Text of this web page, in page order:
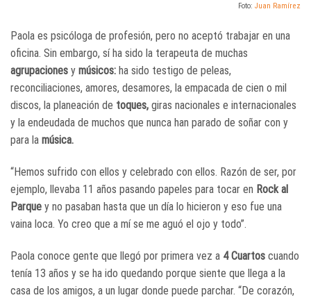
Foto: Juan Ramírez
Paola es psicóloga de profesión, pero no aceptó trabajar en una
oficina. Sin embargo, sí ha sido la terapeuta de muchas
agrupaciones y músicos: ha sido testigo de peleas,
reconciliaciones, amores, desamores, la empacada de cien o mil
discos, la planeación de toques, giras nacionales e internacionales
y la endeudada de muchos que nunca han parado de soñar con y
para la música.
“Hemos sufrido con ellos y celebrado con ellos. Razón de ser, por
ejemplo, llevaba 11 años pasando papeles para tocar en Rock al
Parque y no pasaban hasta que un día lo hicieron y eso fue una
vaina loca. Yo creo que a mí se me aguó el ojo y todo”.
Paola conoce gente que llegó por primera vez a 4 Cuartos cuando
tenía 13 años y se ha ido quedando porque siente que llega a la
casa de los amigos, a un lugar donde puede parchar. “De corazón,